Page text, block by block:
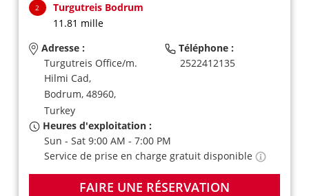
2
Turgutreis Bodrum
11.81 mille
Adresse :
Turgutreis Office/m.
Hilmi Cad,
Bodrum, 48960,
Turkey
Téléphone :
2522412135
Heures d'exploitation :
Sun - Sat 9:00 AM - 7:00 PM
Service de prise en charge gratuit disponible
FAIRE UNE RÉSERVATION